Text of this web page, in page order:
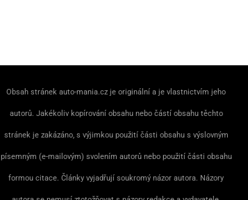
Obsah stránek auto-mania.cz je originální a je vlastnictvím jeho
autorů. Jakékoliv kopírování obsahu nebo částí obsahu těchto
stránek je zakázáno, s výjimkou použití části obsahu s výslovným
písemným (e-mailovým) svolením autorů nebo použití části obsahu
formou citace. Články vyjadřují soukromý názor autora. Názory